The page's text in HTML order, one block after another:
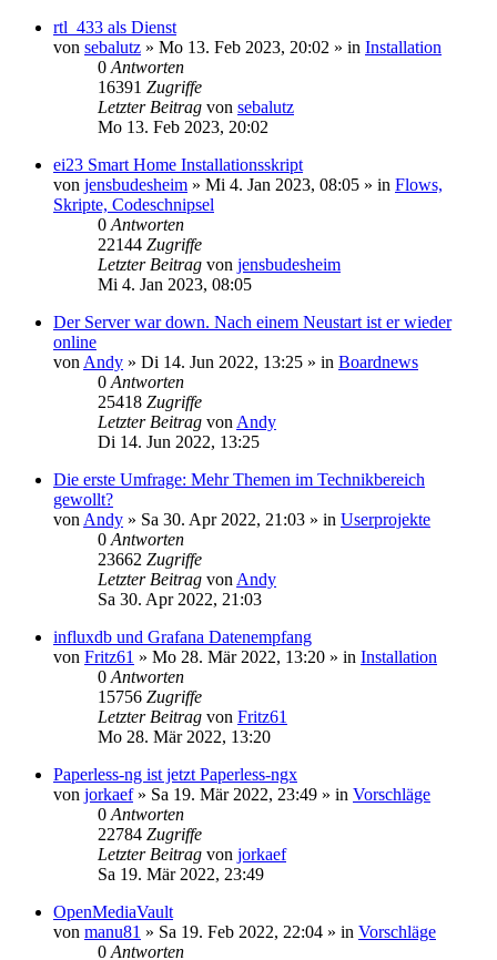
rtl_433 als Dienst
von sebalutz » Mo 13. Feb 2023, 20:02 » in Installation
0 Antworten
16391 Zugriffe
Letzter Beitrag von sebalutz
Mo 13. Feb 2023, 20:02
ei23 Smart Home Installationsskript
von jensbudesheim » Mi 4. Jan 2023, 08:05 » in Flows,
Skripte, Codeschnipsel
0 Antworten
22144 Zugriffe
Letzter Beitrag von jensbudesheim
Mi 4. Jan 2023, 08:05
Der Server war down. Nach einem Neustart ist er wieder
online
von Andy » Di 14. Jun 2022, 13:25 » in Boardnews
0 Antworten
25418 Zugriffe
Letzter Beitrag von Andy
Di 14. Jun 2022, 13:25
Die erste Umfrage: Mehr Themen im Technikbereich
gewollt?
von Andy » Sa 30. Apr 2022, 21:03 » in Userprojekte
0 Antworten
23662 Zugriffe
Letzter Beitrag von Andy
Sa 30. Apr 2022, 21:03
influxdb und Grafana Datenempfang
von Fritz61 » Mo 28. Mär 2022, 13:20 » in Installation
0 Antworten
15756 Zugriffe
Letzter Beitrag von Fritz61
Mo 28. Mär 2022, 13:20
Paperless-ng ist jetzt Paperless-ngx
von jorkaef» Sa 19. Mär 2022, 23:49 » in Vorschläge
0 Antworten
22784 Zugriffe
Letzter Beitrag von jorkaef
Sa 19. Mär 2022, 23:49
OpenMediaVault
von manu81 » Sa 19. Feb 2022, 22:04 » in Vorschläge
0 Antworten